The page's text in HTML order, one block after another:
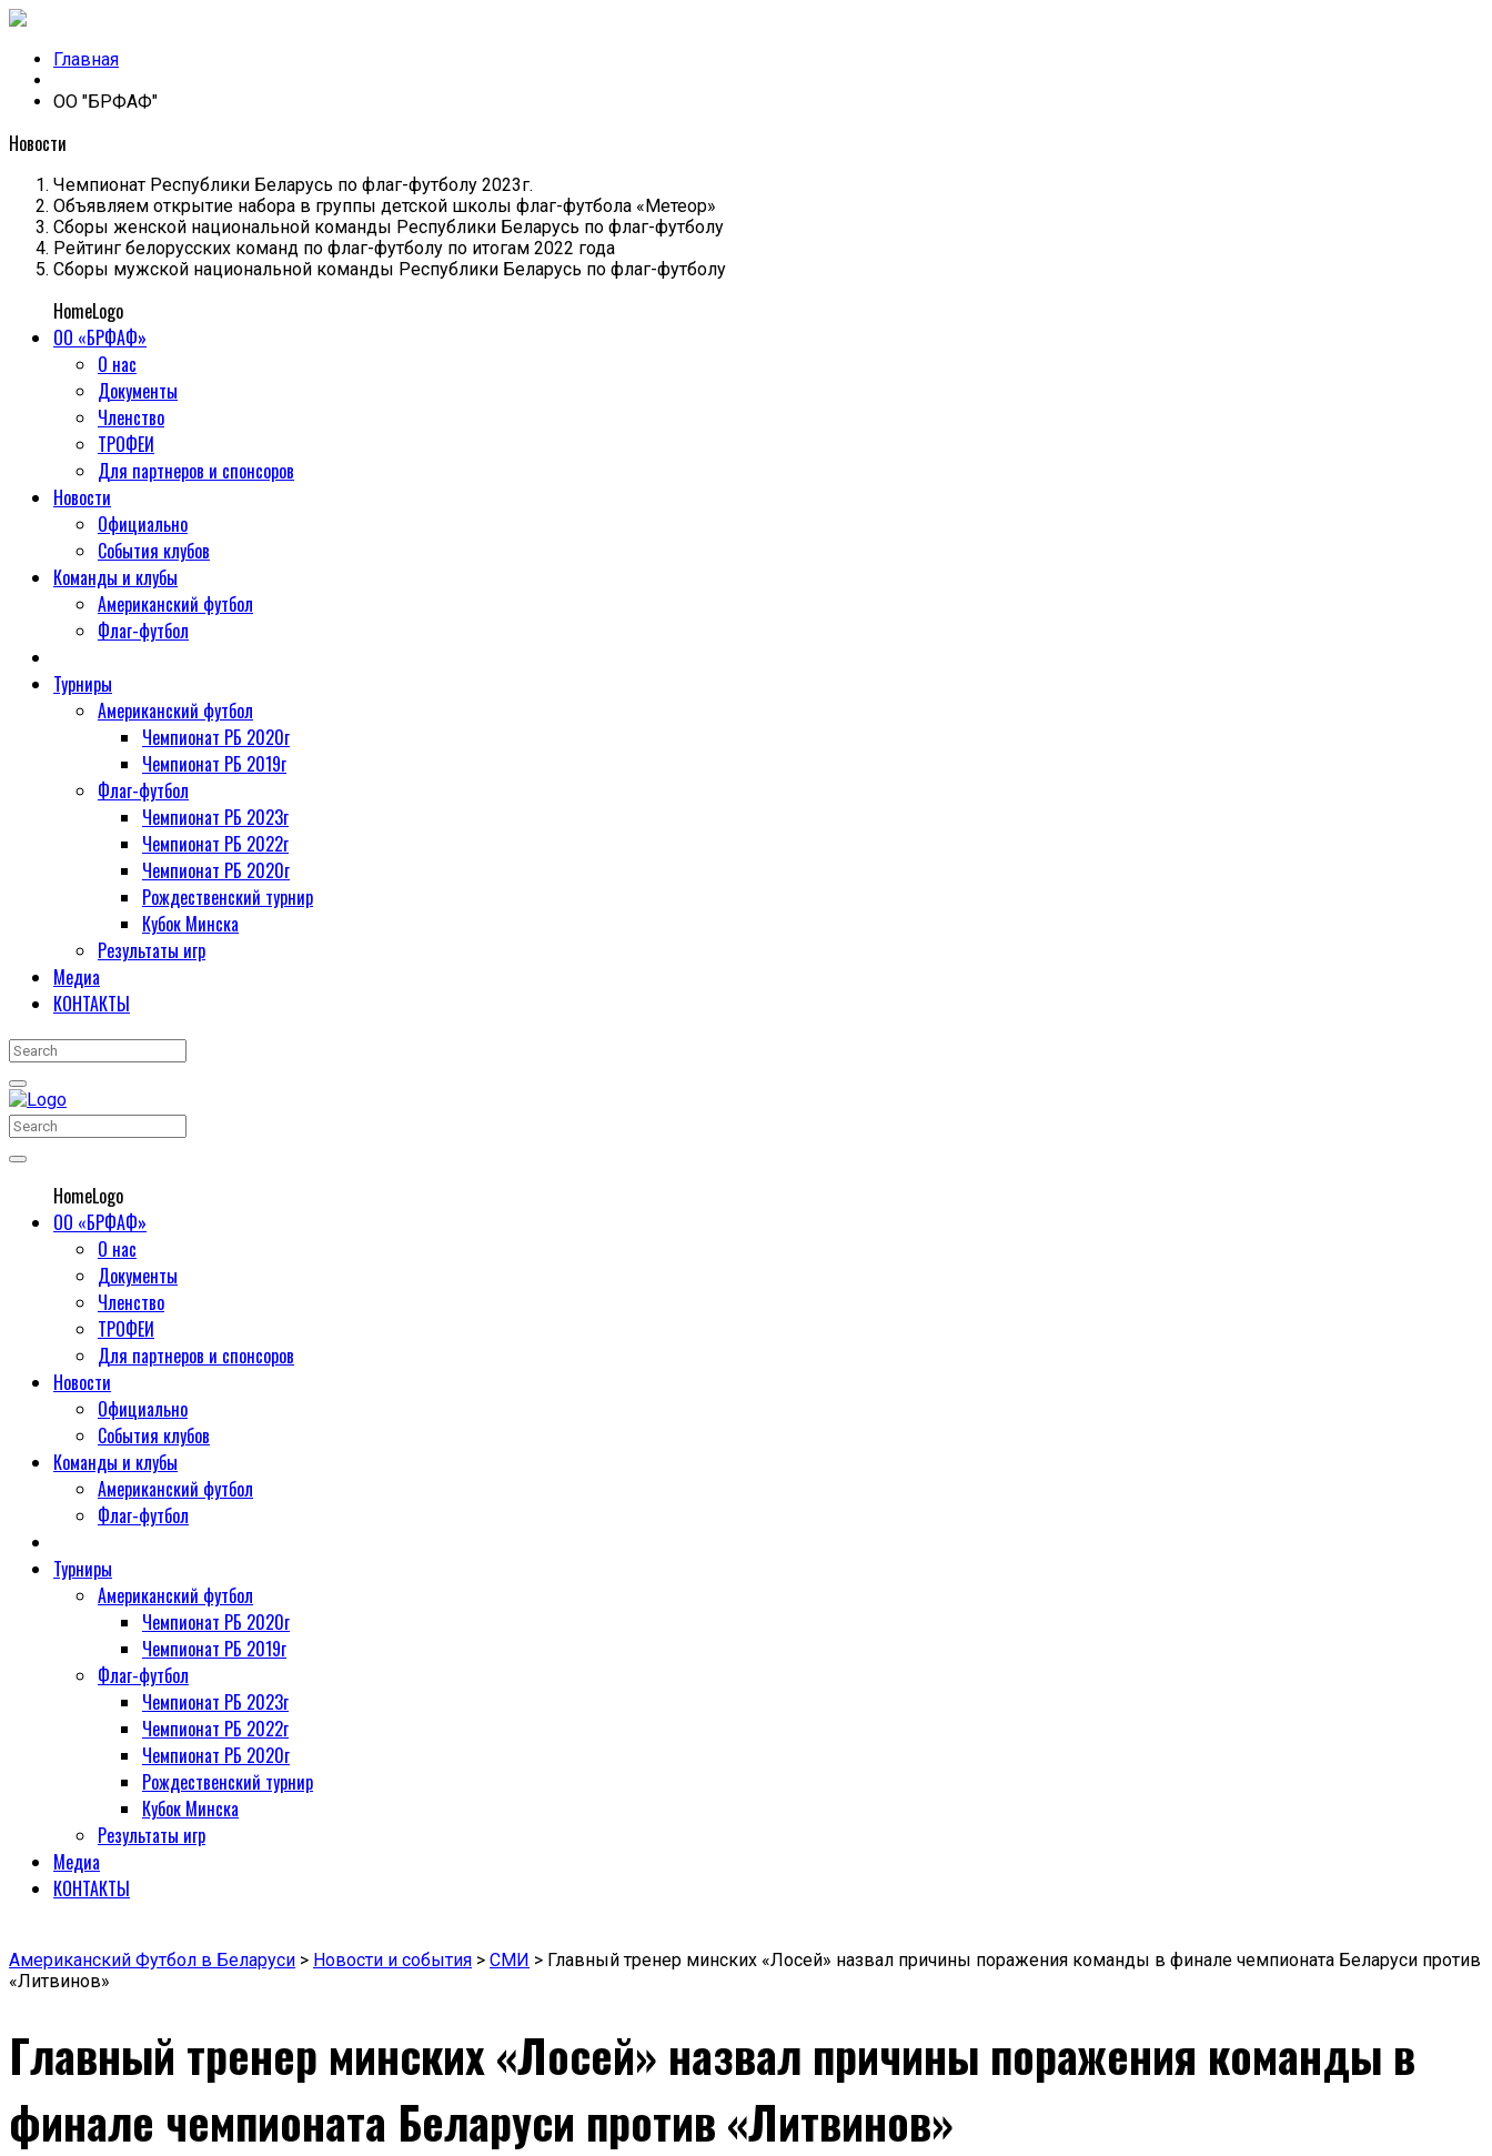
Главная
ОО "БРФАФ"
Новости
Чемпионат Республики Беларусь по флаг-футболу 2023г.
Объявляем открытие набора в группы детской школы флаг-футбола «Метеор»
Cборы женской национальной команды Республики Беларусь по флаг-футболу
Рейтинг белорусских команд по флаг-футболу по итогам 2022 года
Cборы мужской национальной команды Республики Беларусь по флаг-футболу
HomeLogo
ОО «БРФАФ»
О нас
Документы
Членство
ТРОФЕИ
Для партнеров и спонсоров
Новости
Официально
События клубов
Команды и клубы
Американский футбол
Флаг-футбол
Турниры
Американский футбол
Чемпионат РБ 2020г
Чемпионат РБ 2019г
Флаг-футбол
Чемпионат РБ 2023г
Чемпионат РБ 2022г
Чемпионат РБ 2020г
Рождественский турнир
Кубок Минска
Результаты игр
Медиа
КОНТАКТЫ
HomeLogo
ОО «БРФАФ»
О нас
Документы
Членство
ТРОФЕИ
Для партнеров и спонсоров
Новости
Официально
События клубов
Команды и клубы
Американский футбол
Флаг-футбол
Турниры
Американский футбол
Чемпионат РБ 2020г
Чемпионат РБ 2019г
Флаг-футбол
Чемпионат РБ 2023г
Чемпионат РБ 2022г
Чемпионат РБ 2020г
Рождественский турнир
Кубок Минска
Результаты игр
Медиа
КОНТАКТЫ
Американский Футбол в Беларуси > Новости и события > СМИ > Главный тренер минских «Лосей» назвал причины поражения команды в финале чемпионата Беларуси против
«Литвинов»
Главный тренер минских «Лосей» назвал причины поражения команды в
финале чемпионата Беларуси против «Литвинов»